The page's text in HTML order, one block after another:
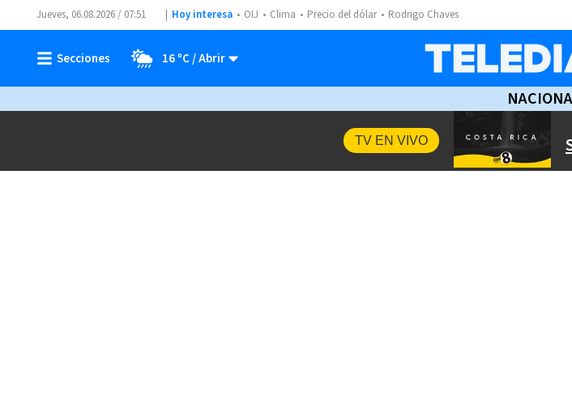
Jueves, 06.08.2026 / 07:51 Hoy interesa OIJ Clima Precio del dólar Rodrigo Chaves
16 ºC
TV EN VIVO